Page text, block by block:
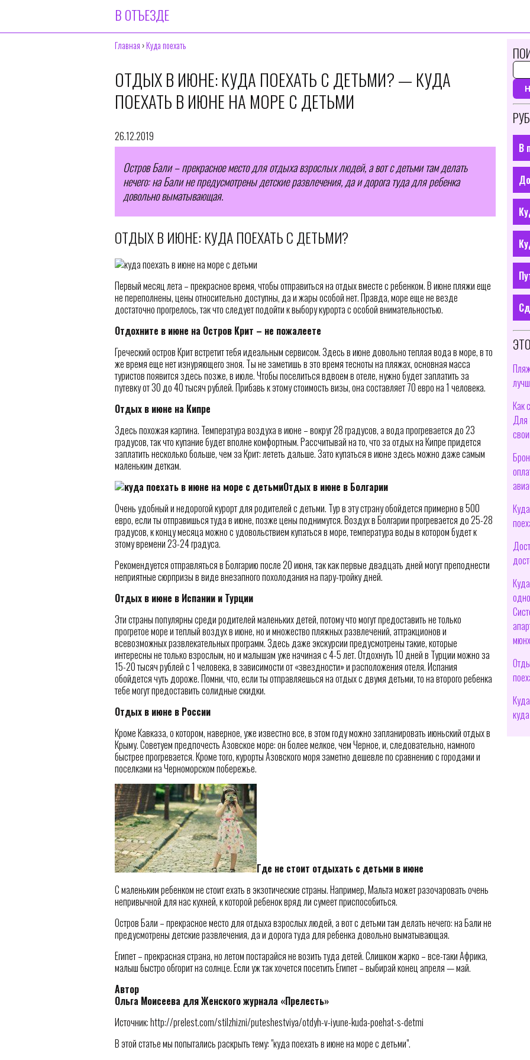
В ОТЪЕЗДЕ
Главная ›Куда поехать
ОТДЫХ В ИЮНЕ: КУДА ПОЕХАТЬ С ДЕТЬМИ? — КУДА
ПОЕХАТЬ В ИЮНЕ НА МОРЕ С ДЕТЬМИ
26.12.2019
Остров Бали – прекрасное место для отдыха взрослых людей, а вот с детьми там делать
нечего: на Бали не предусмотрены детские развлечения, да и дорога туда для ребенка
довольно выматывающая.
ОТДЫХ В ИЮНЕ: КУДА ПОЕХАТЬ С ДЕТЬМИ?
Первый месяц лета – прекрасное время, чтобы отправиться на отдых вместе с ребенком. В июне пляжи еще
не переполнены, цены относительно доступны, да и жары особой нет. Правда, море еще не везде
достаточно прогрелось, так что следует подойти к выбору курорта с особой внимательностью.
Отдохните в июне на Остров Крит – не пожалеете
Греческий остров Крит встретит тебя идеальным сервисом. Здесь в июне довольно теплая вода в море, в то
же время еще нет изнуряющего зноя. Ты не заметишь в это время тесноты на пляжах, основная масса
туристов появится здесь позже, в июле. Чтобы поселиться вдвоем в отеле, нужно будет заплатить за
путевку от 30 до 40 тысяч рублей. Прибавь к этому стоимость визы, она составляет 70 евро на 1 человека.
Отдых в июне на Кипре
Здесь похожая картина. Температура воздуха в июне – вокруг 28 градусов, а вода прогревается до 23
градусов, так что купание будет вполне комфортным. Рассчитывай на то, что за отдых на Кипре придется
заплатить несколько больше, чем за Крит: лететь дальше. Зато купаться в июне здесь можно даже самым
маленьким деткам.
Отдых в июне в Болгарии
Очень удобный и недорогой курорт для родителей с детьми. Тур в эту страну обойдется примерно в 500
евро, если ты отправишься туда в июне, позже цены поднимутся. Воздух в Болгарии прогревается до 25-28
градусов, к концу месяца можно с удовольствием купаться в море, температура воды в котором будет к
этому времени 23-24 градуса.
Рекомендуется отправляться в Болгарию после 20 июня, так как первые двадцать дней могут преподнести
неприятные сюрпризы в виде внезапного похолодания на пару-тройку дней.
Отдых в июне в Испании и Турции
Эти страны популярны среди родителей маленьких детей, потому что могут предоставить не только
прогретое море и теплый воздух в июне, но и множество пляжных развлечений, аттракционов и
всевозможных развлекательных программ. Здесь даже экскурсии предусмотрены такие, которые
интересны не только взрослым, но и малышам уже начиная с 4-5 лет. Отдохнуть 10 дней в Турции можно за
15-20 тысяч рублей с 1 человека, в зависимости от «звездности» и расположения отеля. Испания
обойдется чуть дороже. Помни, что, если ты отправляешься на отдых с двумя детьми, то на второго ребенка
тебе могут предоставить солидные скидки.
Отдых в июне в России
Кроме Кавказа, о котором, наверное, уже известно все, в этом году можно запланировать июньский отдых в
Крыму. Советуем предпочесть Азовское море: он более мелкое, чем Черное, и, следовательно, намного
быстрее прогревается. Кроме того, курорты Азовского моря заметно дешевле по сравнению с городами и
поселками на Черноморском побережье.
Где не стоит отдыхать с детьми в июне
С маленьким ребенком не стоит ехать в экзотические страны. Например, Мальта может разочаровать очень
непривычной для нас кухней, к которой ребенок вряд ли сумеет приспособиться.
Остров Бали – прекрасное место для отдыха взрослых людей, а вот с детьми там делать нечего: на Бали не
предусмотрены детские развлечения, да и дорога туда для ребенка довольно выматывающая.
Египет – прекрасная страна, но летом постарайся не возить туда детей. Слишком жарко – все-таки Африка,
малыш быстро обгорит на солнце. Если уж так хочется посетить Египет – выбирай конец апреля — май.
Автор
Ольга Моисеева для Женского журнала «Прелесть»
Источник: http://prelest.com/stilzhizni/puteshestviya/otdyh-v-iyune-kuda-poehat-s-detmi
В этой статье мы попытались раскрыть тему: "куда поехать в июне на море с детьми".
В
Как
Для